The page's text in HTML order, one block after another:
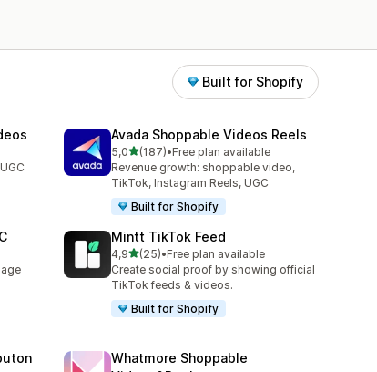
Built for Shopify
Avada Shoppable Videos Reels
5,0stelle su 5
(187)
187 recensioni totali
•Free plan available
Revenue growth: shoppable video,
TikTok, Instagram Reels, UGC
Built for Shopify
Mintt TikTok Feed
4,9stelle su 5
(25)
25 recensioni totali
•Free plan available
Create social proof by showing official
TikTok feeds & videos.
Built for Shopify
Whatmore Shoppable